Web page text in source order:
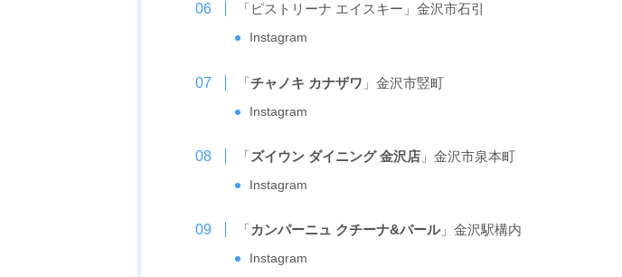
「ピストリーナ エイスキー」金沢市石引
Instagram
「チャノキ カナザワ 」金沢市竪町
Instagram
「ズイウン ダイニング 金沢店」金沢市泉本町
Instagram
「カンパーニュ クチーナ&バール」金沢駅構内
Instagram